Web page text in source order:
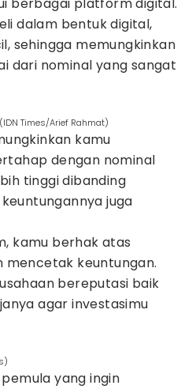
dalam bentuk digital,
sehingga memungkinkan
dari nominal yang sangat
Times/Arief Rahmat)
kamu
dengan nominal
tinggi dibanding
juga
kamu berhak atas
mencetak keuntungan.
bereputasi baik
agar investasimu
yang ingin